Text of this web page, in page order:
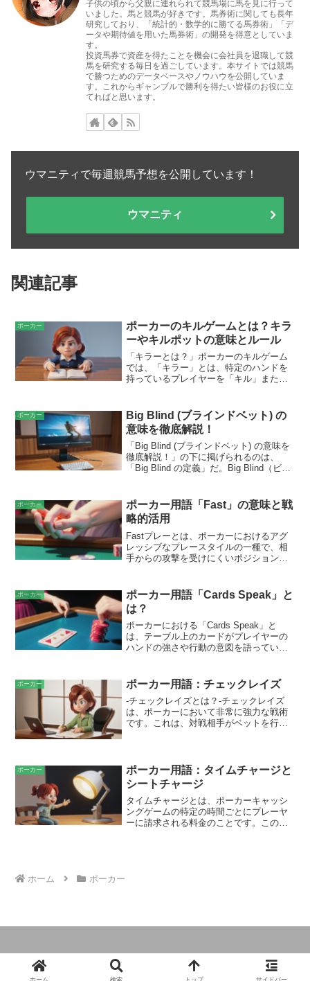
子供の頃から父親に連れられて競馬場に馬を見に行って
いました。馬と競馬が好きです。馬券術に関しても長年
研究しており、「統計的・数学的に勝てる馬券術」「デ
ータや期待値を用いた馬券術」の開発を得意としていま
す。
投資馬券で資産を得たことを機会に会社員を退職して競
馬を研究する毎日を過ごしています。本サイトでは競馬
で勝つためのデータベースやノウハウを公開していま
す。これからギャンブルで勝利を得たい皆様のお役に立
てればと思います。
ウマニティで毎週競馬予想を公開しています！
ウマニティ
関連記事
ポーカー
ポーカーのキルゲームとは？キラ
ーやキルポットの意味とルール
「キラーとは？」ポーカーのキルゲーム
では、「キラー」とは、特定のハンドを
持っているプレイヤーを「キル」または
ンドはゲームによって異なりますが、通
常はフォー・オブ・ア・カインド以上的
高ランクのハンドです。キラーにノック
アウトされると、そのプレイヤーはゲー
ムから脱落し、キラーは賞金を獲得しま
す。キラーの導入により、ゲームに戦略
ーのターゲットから守ったりする必要が
あります。
ポーカー
Big Blind (ブラインドベット) の
意味を徹底解説！
「Big Blind (ブラインドベット) の意味を
徹底解説！」の下に掲げられるのは、
「Big Blind の定義」だ。Big Blind（ビッ
ーが強制的にベットする金額のことであ
る。これは、ゲームの進行をスムーズに
行い、ポットに資金を投入してゲームを
盛り上げるために行われる。通常のブラ
インドベットとは異なり、Big Blind は通
常、Small Blind (スモールブラインド) の
ポーカー
ポーカー用語「Fast」の意味と戦
略的活用
Fastプレーとは、ポーカーにおけるアグ
レッシブなプレースタイルの一種で、相
手からの攻撃を受けにくいポジションで
低い状況では、ファーストプレーヤーは
ポットを積極的に獲得し、相手のミスを
引き出すことができます。
ポーカー
ポーカー用語「Cards Speak」と
は？
ポーカーにおける「Cards Speak」と
は、テーブル上のカードがプレイヤーの
ハンドの強さや行動の意図を語っている
「Cards Speak」の原則を理解すること
で、プレイヤーはテーブル上の情報をよ
り正確に解釈し、適切な戦略を立てるこ
とができます。「Cards Speak」は、プ
レイヤーが自分のハンドの強さだけでな
カード）で強いハンドをヒットしたとす
ると、そのプレイヤーは通常アグレッシ
ブにベットしたりレイズしたりするでし
ょう。逆に、プレイヤーが弱いハンドを
ヒットした場合は、チェックしたりフォ
ールドしたりする可能性が高くなりま
ポーカー ポーカー用語：チェックレイズ
-チェックレイズとは？-チェックレイズ
は、ポーカーにおいて非常に強力な戦術
です。これは、対戦相手がベットを行っ
は、複数の目的を果たします。まず、対
戦相手のブラフを誘発したり、その価値
の低いハンドを降りさせたりすることが
できます。また、自分のハンドの強さを
示し、ポットをより大きくしたり、対戦
相手がさらなるベットを躊躇するように
ポーカー
ポーカー用語：タイムチャージと
シートチャージ
タイムチャージとは、ポーカーキャッシ
ングゲームの特定の時間ごとにプレーヤ
ーに請求される料金のことです。この料
ホーム ポーカー
Copyright © 2018-2026 keibanet All Rights Reserved.
ホーム 検索 トップ サイドバー